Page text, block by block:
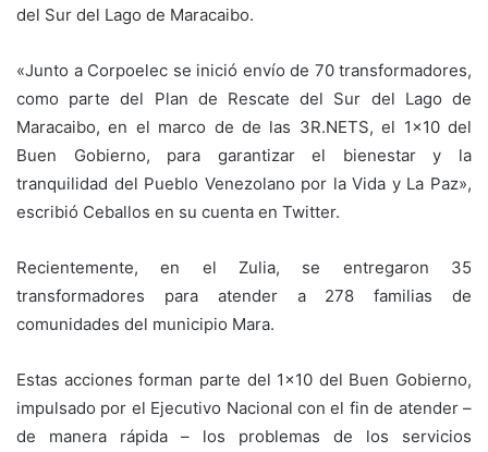
del Sur del Lago de Maracaibo.
«Junto a Corpoelec se inició envío de 70 transformadores,
como parte del Plan de Rescate del Sur del Lago de
Maracaibo, en el marco de de las 3R.NETS, el 1×10 del
Buen Gobierno, para garantizar el bienestar y la
tranquilidad del Pueblo Venezolano por la Vida y La Paz»,
escribió Ceballos en su cuenta en Twitter.
Recientemente, en el Zulia, se entregaron 35
transformadores para atender a 278 familias de
comunidades del municipio Mara.
Estas acciones forman parte del 1×10 del Buen Gobierno,
impulsado por el Ejecutivo Nacional con el fin de atender –
de manera rápida – los problemas de los servicios